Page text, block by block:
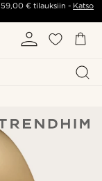
59,00 €tilauksiin - Katso